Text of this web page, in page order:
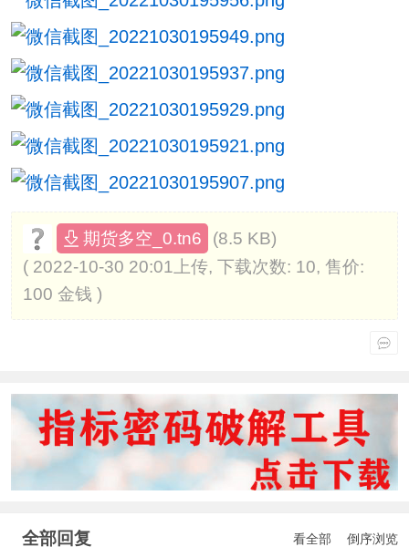
期货多空_0.tn6
(8.5 KB)
( 2022-10-30 20:01上传, 下载次数: 10, 售价:
100 金钱 )
全部回复 看全部 倒序浏览